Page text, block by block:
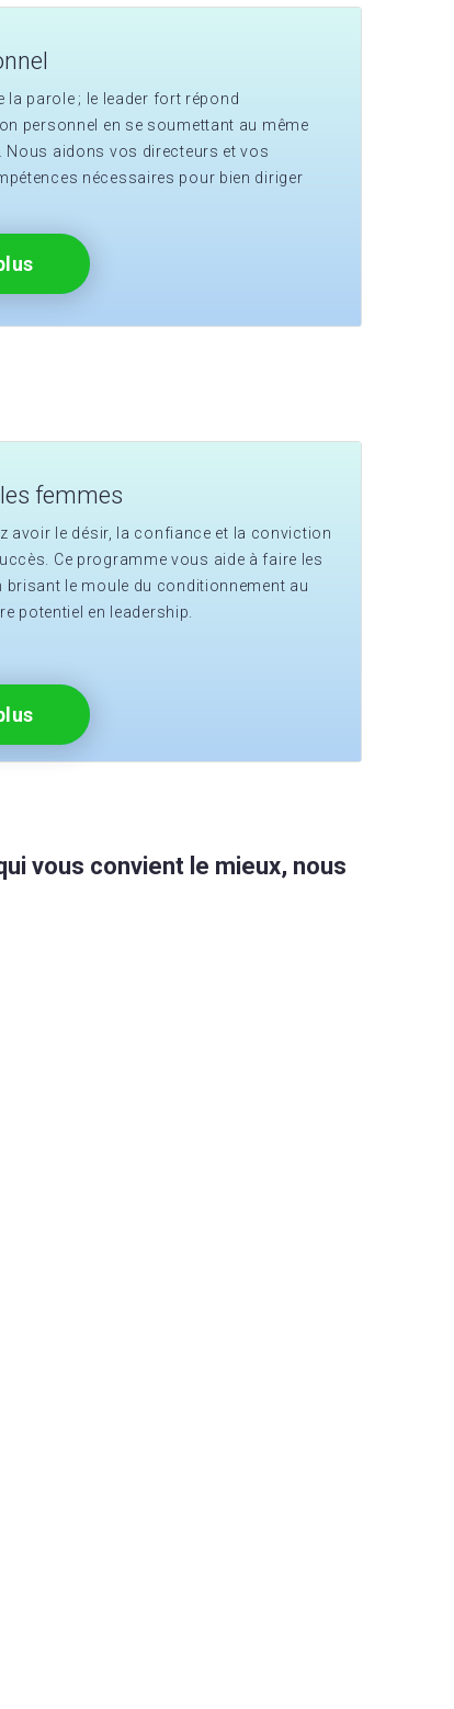
la parole ; le leader fort répond
personnel en se soumettant au même
Nous aidons vos directeurs et vos
nécessaires pour bien diriger
femmes
avoir le désir, la confiance et la conviction
Ce programme vous aide à faire les
le moule du conditionnement au
potentiel en leadership.
vous convient le mieux, nous